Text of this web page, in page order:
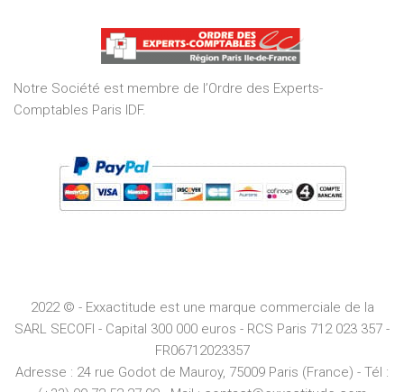
of
5
Notre Société est membre de l’Ordre des Experts-
Comptables Paris IDF.
2022 © - Exxactitude est une marque commerciale de la
SARL SECOFI - Capital 300 000 euros - RCS Paris 712 023 357 -
FR06712023357
Adresse : 24 rue Godot de Mauroy, 75009 Paris (France) - Tél :